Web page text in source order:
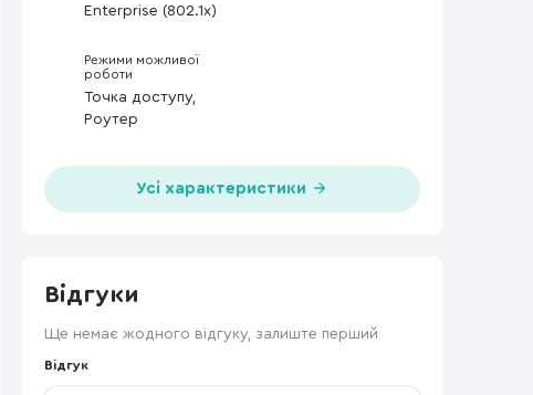
Enterprise (802.1x)
Режими можливої
роботи
Точка доступу,
Роутер
Усі характеристики
Відгуки
Ще немає жодного відгуку, залиште перший
Відгук